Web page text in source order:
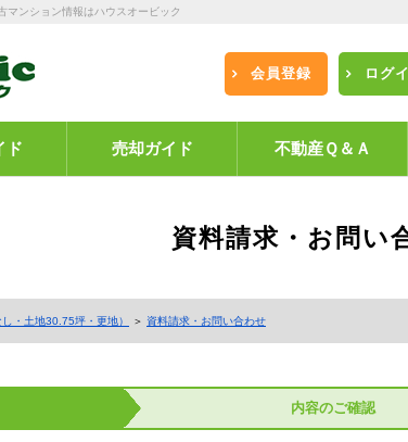
マンション情報はハウスオービック
会員登録 ログ
ド 売却ガイド 不動産Ｑ＆Ａ
資料請求・お問い
・土地30.75坪・更地） ＞ 資料請求・お問い合わせ
内容のご確認